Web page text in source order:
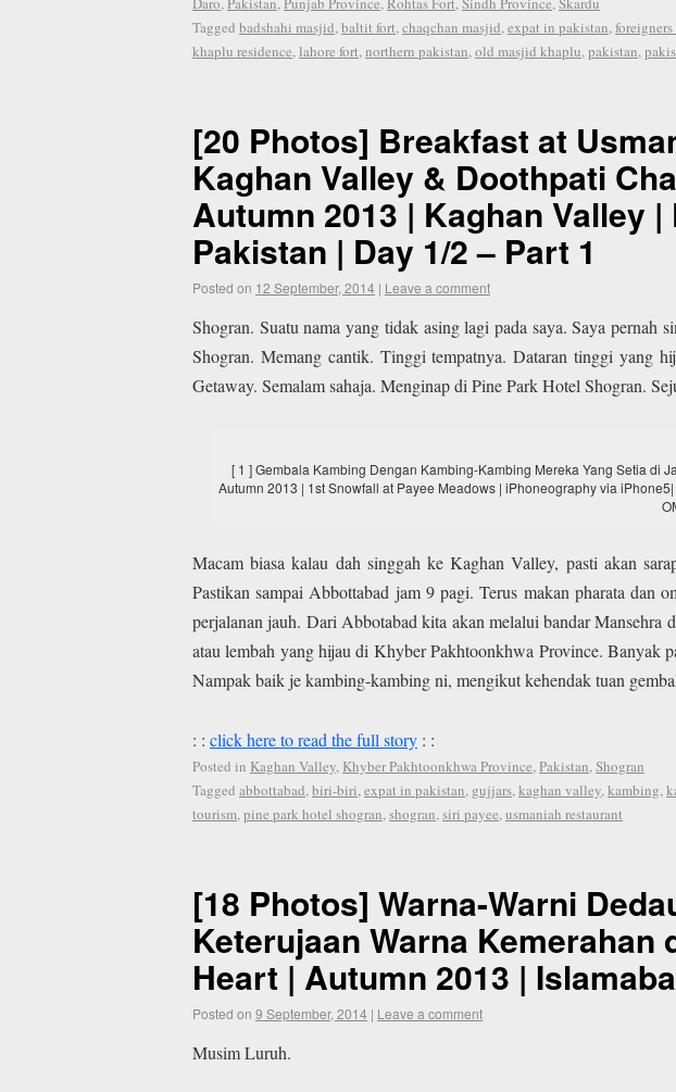
Tagged badshahi masjid,baltit fort,chaqchan masjid,expat in pakistan,
khaplu residence,lahore fort,northern pakistan,old masjid khaplu,pakistan,
[20 Photos] Breakfast at
Kaghan Valley & Doothpati
Autumn 2013 | Kaghan Valley
Pakistan | Day 1/2 – Part 1
Posted on 12 September, 2014 | Leave a comment
Shogran. Suatu nama yang tidak asing lagi pada saya. Saya pernah
Shogran. Memang cantik. Tinggi tempatnya. Dataran tinggi yang
Getaway. Semalam sahaja. Menginap di Pine Park Hotel Shogran.
[ 1 ] Gembala Kambing Dengan Kambing-Kambing Mereka Yang Setia di
Autumn 2013 | 1st Snowfall at Payee Meadows | iPhoneography via
Macam biasa kalau dah singgah ke Kaghan Valley, pasti akan
Pastikan sampai Abbottabad jam 9 pagi. Terus makan pharata dan
perjalanan jauh. Dari Abbotabad kita akan melalui bandar
atau lembah yang hijau di Khyber Pakhtoonkhwa Province. Banyak
Nampak baik je kambing-kambing ni, mengikut kehendak tuan
: : click here to read the full story : :
Posted in Kaghan Valley, Khyber Pakhtoonkhwa Province, Pakistan, Shogran
Tagged abbottabad, biri-biri, expat in pakistan, gujjars, kaghan valley, kambing,
tourism, pine park hotel shogran, shogran, siri payee, usmaniah restaurant
[18 Photos] Warna-Warni
Keterujaan Warna
Heart | Autumn 2013 |
Posted on 9 September, 2014 | Leave a comment
Musim Luruh.